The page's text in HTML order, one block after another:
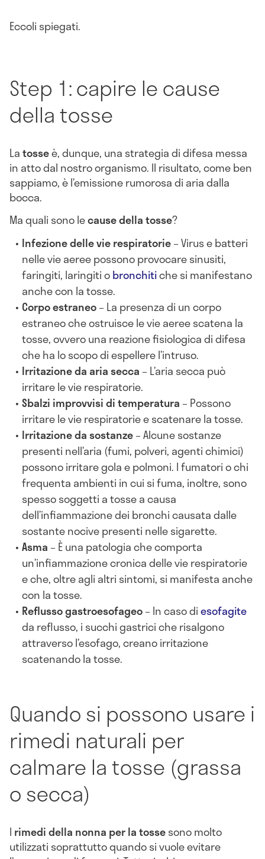
Eccoli spiegati.
Step 1: capire le cause
della tosse
Latosseè, dunque, una strategia di difesa messa
in atto dal nostro organismo. Il risultato, come ben
sappiamo, è l’emissione rumorosa di aria dalla
bocca.
Ma quali sono lecause della tosse?
Infezione delle vie respiratorie– Virus e batteri
nelle vie aeree possono provocare sinusiti,
faringiti, laringiti obronchitiche si manifestano
anche con la tosse.
Corpo estraneo– La presenza di un corpo
estraneo che ostruisce le vie aeree scatena la
tosse, ovvero una reazione fisiologica di difesa
che ha lo scopo di espellere l’intruso.
Irritazione da aria secca – L’aria secca può
irritare le vie respiratorie.
Sbalzi improvvisi di temperatura – Possono
irritare le vie respiratorie e scatenare la tosse.
Irritazione da sostanze– Alcune sostanze
presenti nell’aria (fumi, polveri, agenti chimici)
possono irritare gola e polmoni. I fumatori o chi
frequenta ambienti in cui si fuma, inoltre, sono
spesso soggetti a tosse a causa
dell’infiammazione dei bronchi causata dalle
sostante nocive presenti nelle sigarette.
Asma – È una patologia che comporta
un’infiammazione cronica delle vie respiratorie
e che, oltre agli altri sintomi, si manifesta anche
con la tosse.
Reflusso gastroesofageo– In caso diesofagite
da reflusso, i succhi gastrici che risalgono
attraverso l’esofago, creano irritazione
scatenando la tosse.
Quando si possono usare i
rimedi naturali per
calmare la tosse (grassa
o secca)
I rimedi della nonna per la tossesono molto
utilizzati soprattutto quando si vuole evitare